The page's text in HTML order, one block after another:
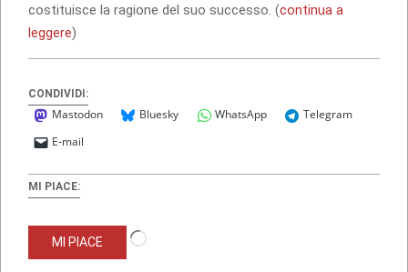
costituisce la ragione del suo successo. (continua a
leggere)
CONDIVIDI:
Mastodon Bluesky WhatsApp
Telegram
E-mail
MI PIACE:
MI PIACE